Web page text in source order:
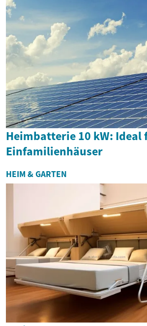
Heimbatterie 10 kW: Ideal
Einfamilienhäuser
HEIM & GARTEN